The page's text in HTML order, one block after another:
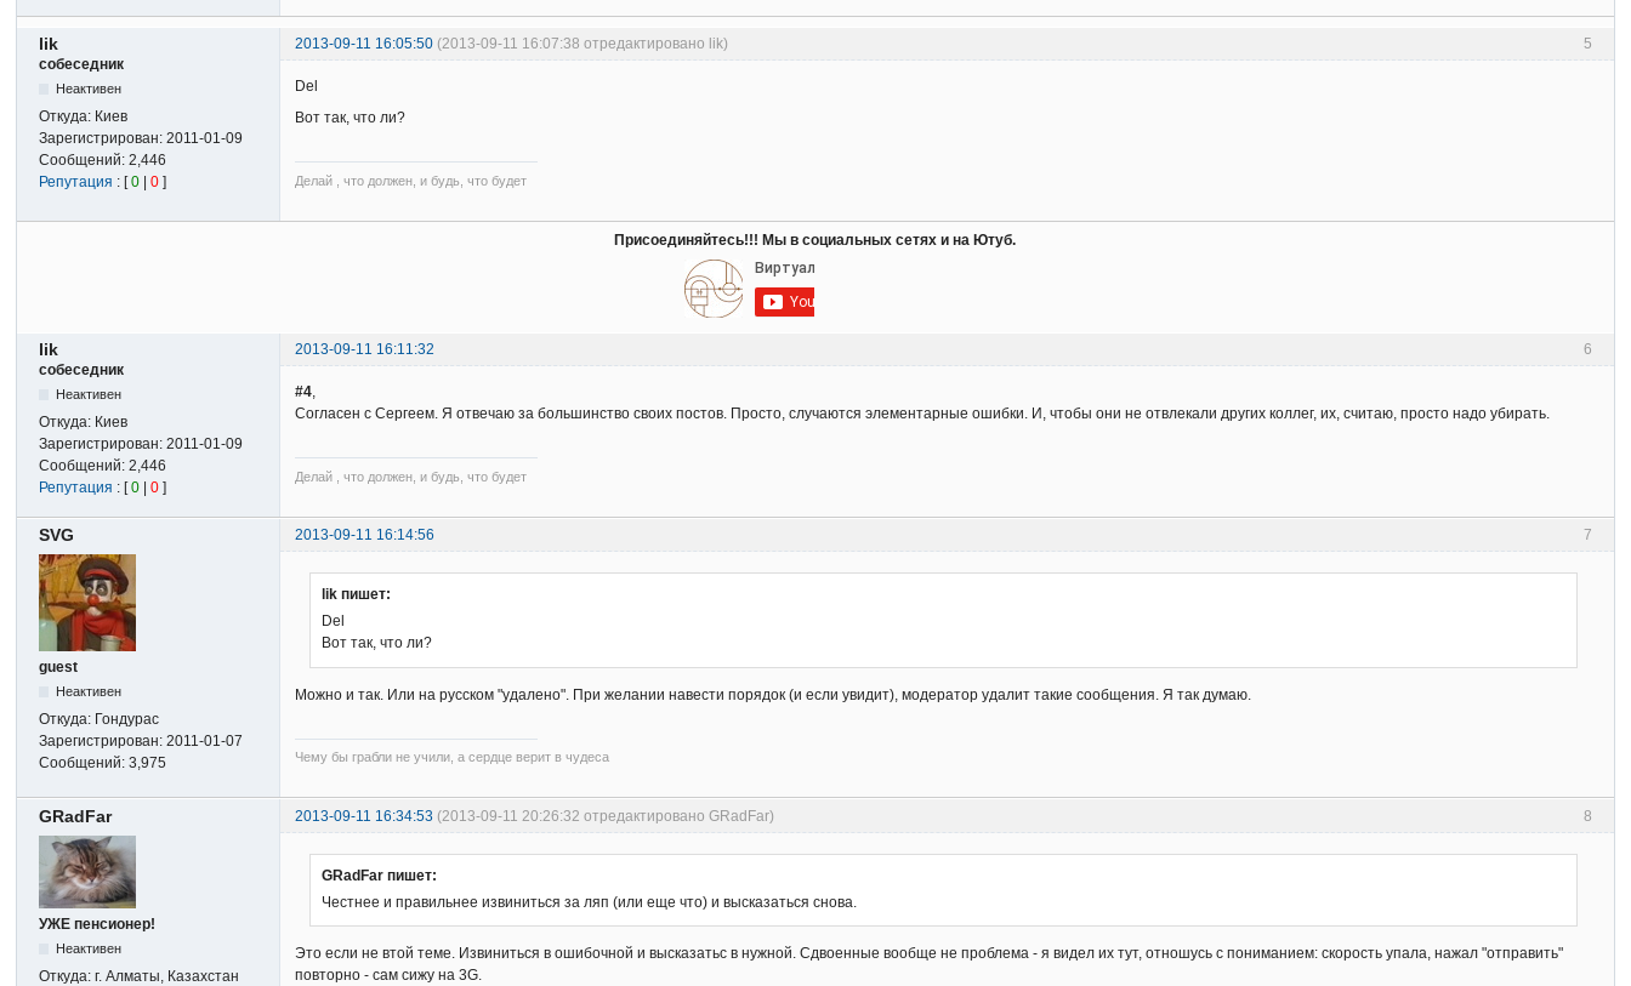
5
lik 2013-09-11 16:05:50 (2013-09-11 16:07:38 отредактировано lik)
собеседник
Неактивен
Откуда: Киев
Зарегистрирован:2011-01-09
Сообщений:2,446
Репутация : [0 |0 ]
Del
Вот так, что ли?
Делай , что должен, и будь, что будет
Присоединяйтесь!!! Мы в социальных сетях и на Ютуб.
6
lik
2013-09-11 16:11:32
собеседник
Неактивен
Откуда: Киев
Зарегистрирован:2011-01-09
Сообщений:2,446
Репутация : [0 |0 ]
#4,
Согласен с Сергеем. Я отвечаю за большинство своих постов. Просто, случаются элементарные ошибки. И, чтобы они не отвлекали других коллег, их, считаю, просто надо убирать.
Делай , что должен, и будь, что будет
7
SVG 2013-09-11 16:14:56
guest
Неактивен
Откуда: Гондурас
Зарегистрирован:2011-01-07
Сообщений:3,975
lik пишет:
Del
Вот так, что ли?
Можно и так. Или на русском "удалено". При желании навести порядок (и если увидит), модератор удалит такие сообщения. Я так думаю.
Чему бы грабли не учили, а сердце верит в чудеса
8
GRadFar 2013-09-11 16:34:53 (2013-09-11 20:26:32 отредактировано GRadFar)
УЖЕ пенсионер!
Неактивен
Откуда:г. Алматы, Казахстан
GRadFar пишет:
Честнее и правильнее извиниться за ляп (или еще что) и высказаться снова.
Это если не втой теме. Извиниться в ошибочной и высказатьс в нужной. Сдвоенные вообще не проблема - я видел их тут, отношусь с пониманием: скорость упала, нажал "отправить"
повторно - сам сижу на 3G.